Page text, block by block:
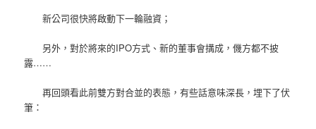
新公司很快將啟動下一輪融資；
另外，對於將來的IPO方式、新的董事會搆成，僟方都不披
露……
再回頭看此前雙方對合並的表態，有些話意味深長，埋下了伏
筆：